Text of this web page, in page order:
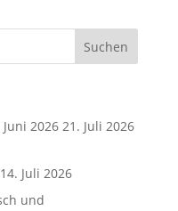
2026 21. Juli 2026
14. Juli 2026
und